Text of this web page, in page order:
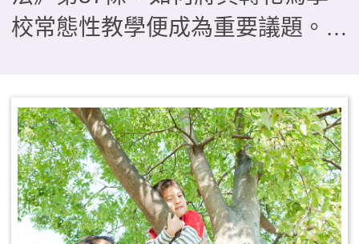
校常態性教學便成為重要議題。本
育課程的推動歷程。